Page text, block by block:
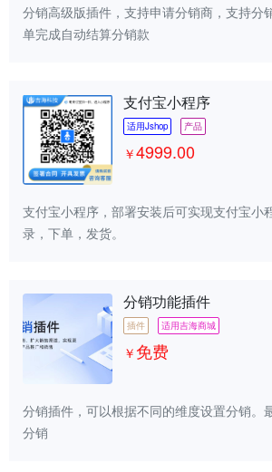
分销高级版插件，支持申请分销商，支持分
单完成自动结算分销款
支付宝小程序
适用Jshop 产品
￥4999.00
支付宝小程序，部署安装后可实现支付宝小
录，下单，发货。
分销功能插件
插件 适用吉海商城
￥ 免费
分销插件，可以根据不同的维度设置分销。
分销